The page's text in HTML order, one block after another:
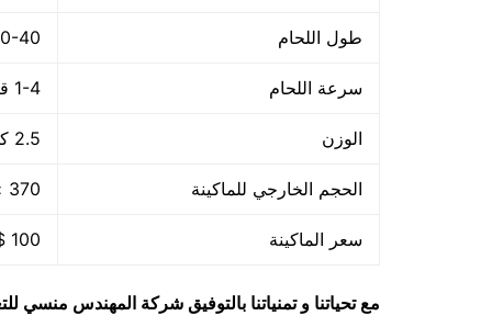
طول اللحام 30-40
سرعة اللحام 1-4 قطعة/الدقيقة
الوزن 2.5 كجم
الحجم الخارجي للماكينة 370 × 140 × 73 مم
سعر الماكينة 100 $ او ما يعادله بالجنيه المصرى
مع تحياتنا و تمنياتنا بالتوفيق شركة المهندس منسي